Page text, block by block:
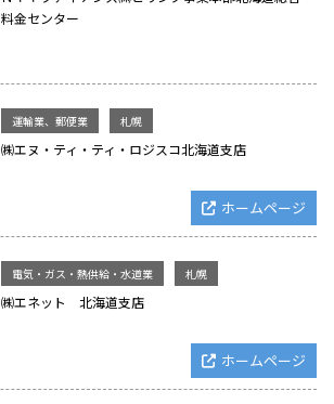
料金センター
運輸業、郵便業 札幌
㈱エヌ・ティ・ティ・ロジスコ北海道支店
ホームページ
電気・ガス・熱供給・水道業 札幌
㈱エネット 北海道支店
ホームページ